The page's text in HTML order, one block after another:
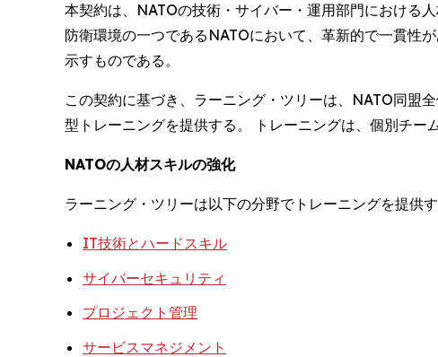
本契約は、NATOの技術・サイバー・運用部門における
防衛環境の一つであるNATOにおいて、革新的で一貫性
示すものである。
この契約に基づき、ラーニング・ツリーは、NATO同盟
型トレーニングを提供する。 トレーニングは、個別チー
NATOの人材スキルの強化
ラーニング・ツリーは以下の分野でトレーニングを提供
IT技術とハードスキル
サイバーセキュリティ
プロジェクト管理
サービスマネジメント